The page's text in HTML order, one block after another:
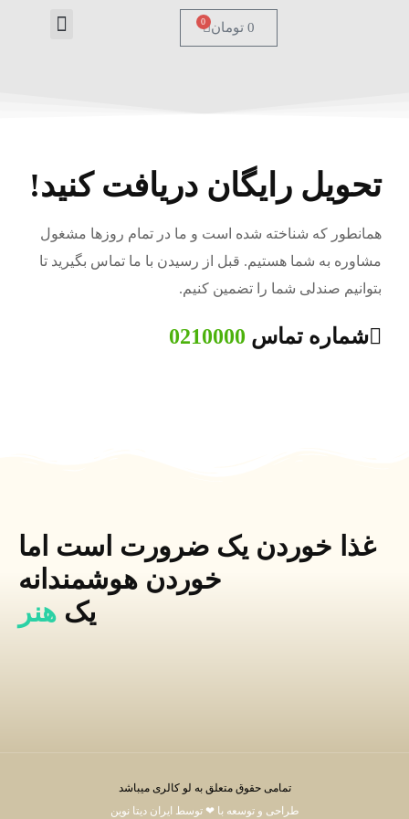
0 تومان 0
تحویل رایگان دریافت کنید!
همانطور که شناخته شده است و ما در تمام روزها مشغول
مشاوره به شما هستیم. قبل از رسیدن با ما تماس بگیرید تا
بتوانیم صندلی شما را تضمین کنیم.
شماره تماس 0210000
غذا خوردن یک ضرورت است اما
خوردن هوشمندانه
یک هنر
تمامی حقوق متعلق به لو کالری میباشد
طراحی و توسعه با ❤ توسط ایران دیتا نوین